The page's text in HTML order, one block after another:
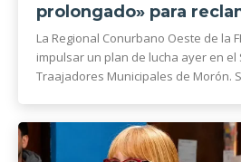
prolongado» para
La Regional Conurbano Oeste de la
impulsar un plan de lucha ayer en el
Traajadores Municipales de Morón.